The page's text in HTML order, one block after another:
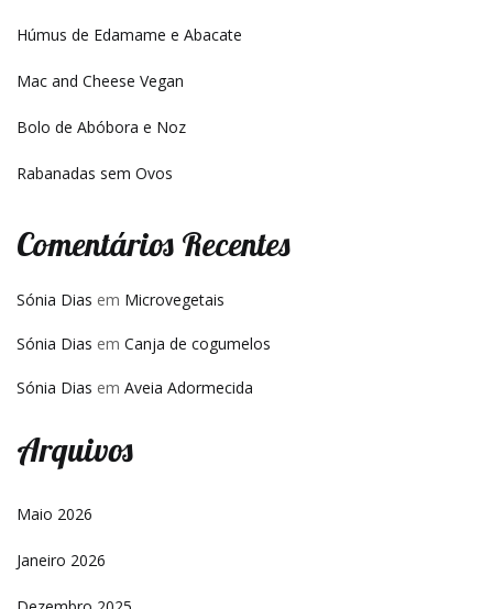
Húmus de Edamame e Abacate
Mac and Cheese Vegan
Bolo de Abóbora e Noz
Rabanadas sem Ovos
Comentários Recentes
Sónia Dias em Microvegetais
Sónia Dias em Canja de cogumelos
Sónia Dias em Aveia Adormecida
Arquivos
Maio 2026
Janeiro 2026